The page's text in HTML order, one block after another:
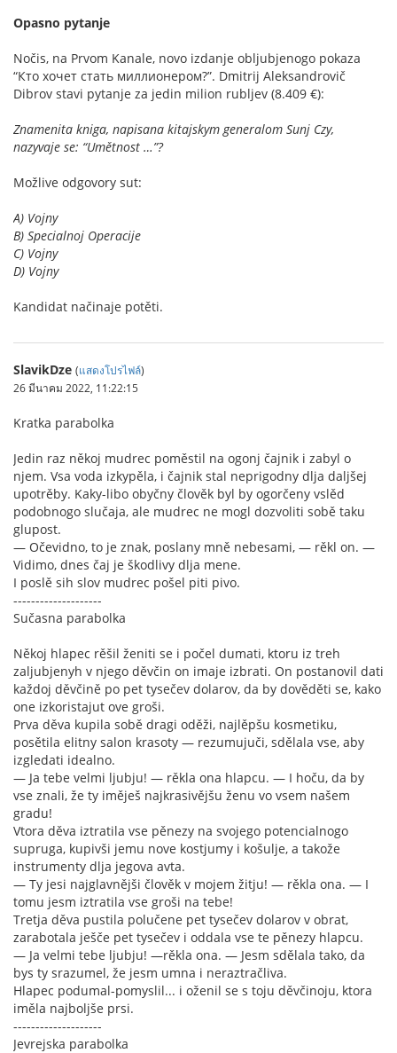
Opasno pytanje
Nočis, na Prvom Kanale, novo izdanje obljubjenogo pokaza
“Кто хочет стать миллионером?”. Dmitrij Aleksandrovič
Dibrov stavi pytanje za jedin milion rubljev (8.409 €):
Znamenita kniga, napisana kitajskym generalom Sunj Czy,
nazyvaje se: “Umětnost …”?
Možlive odgovory sut:
A) Vojny
B) Specialnoj Operacije
C) Vojny
D) Vojny
Kandidat načinaje potěti.
SlavikDze (แสดงโปรไฟล์)
26 มีนาคม 2022, 11:22:15
Kratka parabolka
Jedin raz někoj mudrec poměstil na ogonj čajnik i zabyl o
njem. Vsa voda izkypěla, i čajnik stal neprigodny dlja daljšej
upotrěby. Kaky-libo obyčny člověk byl by ogorčeny vslěd
podobnogo slučaja, ale mudrec ne mogl dozvoliti sobě taku
glupost.
— Očevidno, to je znak, poslany mně nebesami, — rěkl on. —
Vidimo, dnes čaj je škodlivy dlja mene.
I poslě sih slov mudrec pošel piti pivo.
--------------------
Sučasna parabolka
Někoj hlapec rěšil ženiti se i počel dumati, ktoru iz treh
zaljubjenyh v njego děvčin on imaje izbrati. On postanovil dati
každoj děvčině po pet tysečev dolarov, da by dověděti se, kako
one izkoristajut ove groši.
Prva děva kupila sobě dragi oděži, najlěpšu kosmetiku,
posětila elitny salon krasoty — rezumujuči, sdělala vse, aby
izgledati idealno.
— Ja tebe velmi ljubju! — rěkla ona hlapcu. — I hoču, da by
vse znali, že ty iměješ najkrasivějšu ženu vo vsem našem
gradu!
Vtora děva iztratila vse pěnezy na svojego potencialnogo
supruga, kupivši jemu nove kostjumy i košulje, a takože
instrumenty dlja jegova avta.
— Ty jesi najglavnějši člověk v mojem žitju! — rěkla ona. — I
tomu jesm iztratila vse groši na tebe!
Tretja děva pustila polučene pet tysečev dolarov v obrat,
zarabotala ješče pet tysečev i oddala vse te pěnezy hlapcu.
— Ja velmi tebe ljubju! —rěkla ona. — Jesm sdělala tako, da
bys ty srazumel, že jesm umna i neraztračliva.
Hlapec podumal-pomyslil... i oženil se s toju děvčinoju, ktora
iměla najboljše prsi.
--------------------
Jevrejska parabolka